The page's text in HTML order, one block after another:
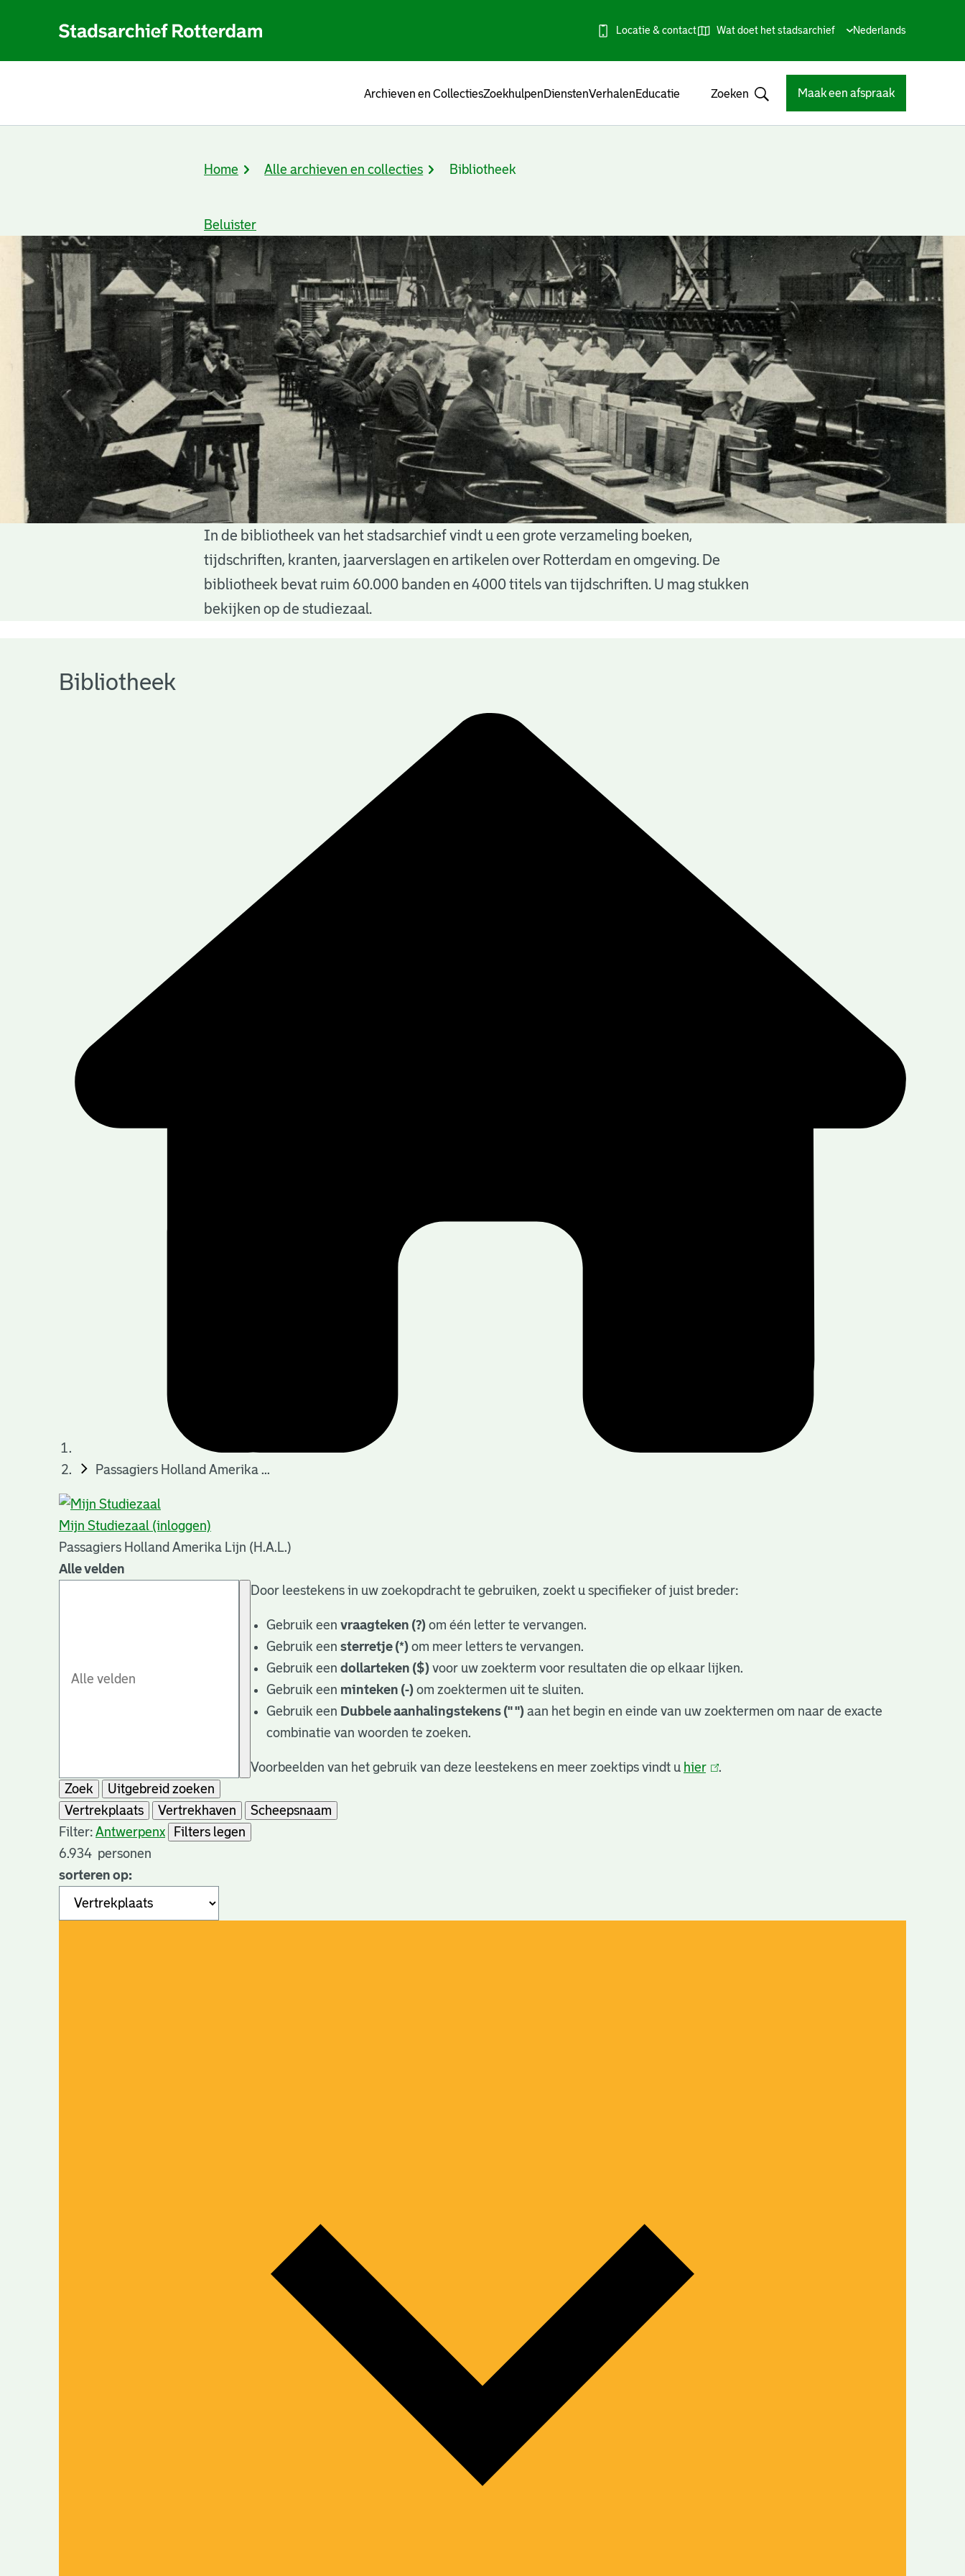
Locatie & contact Wat doet het stadsarchief
Huidige
Nederlands
Archieven en CollectiesZoekhulpenDienstenVerhalenEducatie Zoeken Maak een afspraak
Kruimelpad
Home Alle archieven en collecties Bibliotheek
Beluister
In de bibliotheek van het stadsarchief vindt u een grote verzameling boeken,
tijdschriften, kranten, jaarverslagen en artikelen over Rotterdam en omgeving. De
bibliotheek bevat ruim 60.000 banden en 4000 titels van tijdschriften. U mag stukken
bekijken op de studiezaal.
Bibliotheek
Passagiers Holland Amerika ...
Mijn Studiezaal (inloggen)
Passagiers Holland Amerika Lijn (H.A.L.)
Alle velden
Door leestekens in uw zoekopdracht te gebruiken, zoekt u specifieker of juist breder:
Gebruik eenvraagteken (?) om één letter te vervangen.
Gebruik eensterretje (*) om meer letters te vervangen.
Gebruik eendollarteken ($) voor uw zoekterm voor resultaten die op elkaar lijken.
Gebruik een minteken (-) om zoektermen uit te sluiten.
Gebruik een Dubbele aanhalingstekens (" ") aan het begin en einde van uw zoektermen om naar de exacte
combinatie van woorden te zoeken.
Voorbeelden van het gebruik van deze leestekens en meer zoektips vindt u hier(link
.
Zoek
Uitgebreid zoeken
Vertrekplaats
Vertrekhaven
Scheepsnaam
Filter: Antwerpenx
Filters legen
6.934 personen
sorteren op: